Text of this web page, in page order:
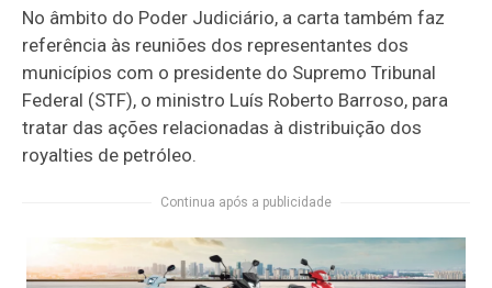
No âmbito do Poder Judiciário, a carta também faz
referência às reuniões dos representantes dos
municípios com o presidente do Supremo Tribunal
Federal (STF), o ministro Luís Roberto Barroso, para
tratar das ações relacionadas à distribuição dos
royalties de petróleo.
Continua após a publicidade